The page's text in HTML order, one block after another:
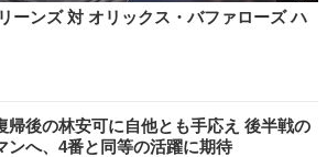
ーンズ 対 オリックス・バファローズ ハ
帰後の林安可に自他とも手応え 後半戦の
ンへ、4番と同等の活躍に期待